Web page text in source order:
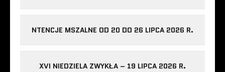
NTENCJE MSZALNE OD 20 DO 26 LIPCA 2026 R.
XVI NIEDZIELA ZWYKŁA – 19 LIPCA 2026 R.